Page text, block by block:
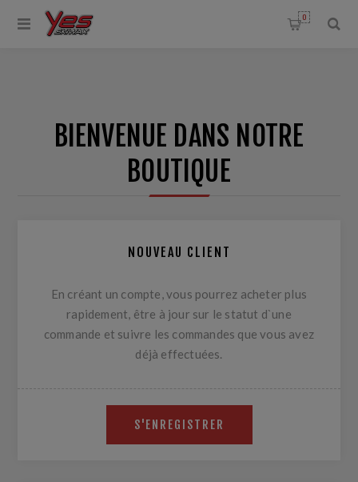
0
BIENVENUE DANS NOTRE
BOUTIQUE
NOUVEAU CLIENT
En créant un compte, vous pourrez acheter plus
rapidement, être à jour sur le statut d`une
commande et suivre les commandes que vous avez
déjà effectuées.
S'ENREGISTRER